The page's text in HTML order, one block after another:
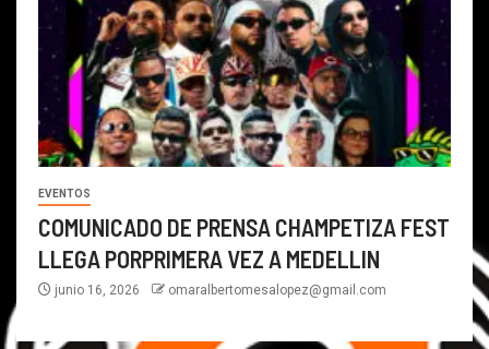
EVENTOS
COMUNICADO DE PRENSA CHAMPETIZA FEST
LLEGA PORPRIMERA VEZ A MEDELLIN
junio 16, 2026 omaralbertomesalopez@gmail.com